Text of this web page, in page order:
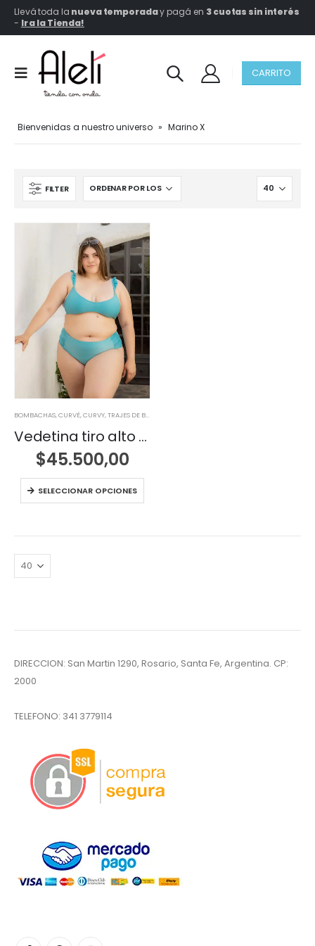
Llevá toda la nueva temporaday pagá en 3 cuotas sin interés
- Ir a la Tienda!
CARRITO
Bienvenidas a nuestro universo » Marino X
FILTER
BOMBACHAS,CURVÉ,CURVY,TRAJES DE BAÑO
Vedetina tiro alto con recortes
$45.500,00
SELECCIONAR OPCIONES
DIRECCION: San Martin 1290, Rosario, Santa Fe, Argentina. CP:
2000
TELEFONO: 341 3779114